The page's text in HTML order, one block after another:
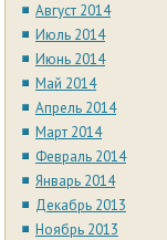
Август 2014
Июль 2014
Июнь 2014
Май 2014
Апрель 2014
Март 2014
Февраль 2014
Январь 2014
Декабрь 2013
Ноябрь 2013